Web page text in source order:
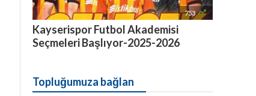
753 
Kayserispor Futbol Akademisi
Seçmeleri Başlıyor-2025-2026
Topluğumuza bağlan